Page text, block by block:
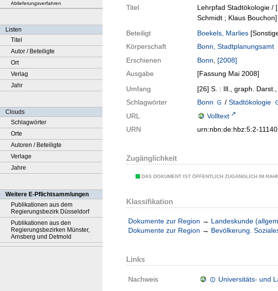
Ablieferungsverfahren
Listen
Titel
Autor / Beteiligte
Ort
Verlag
Jahr
Clouds
Schlagwörter
Orte
Autoren / Beteiligte
Verlage
Jahre
Weitere E-Pflichtsammlungen
Publikationen aus dem
Regierungsbezirk Düsseldorf
Publikationen aus den
Regierungsbezirken Münster,
Arnsberg und Detmold
Titel
Lehrpfad Stadtökologie /
Schmidt ; Klaus Bouchon]
Beteiligt
Boekels, Marlies
Körperschaft
Bonn, Stadtplanungsamt
Erschienen
Bonn, [2008]
Ausgabe
[Fassung Mai 2008]
Umfang
[26] S. : Ill., graph. Darst.,
Schlagwörter
Bonn / Stadtökologie
URL
Volltext
URN
urn:nbn:de:hbz:5:2-11140
Zugänglichkeit
DAS DOKUMENT IST ÖFFENTLICH ZUGÄNGLICH IM
Klassifikation
Dokumente zur Region → Landeskunde
Dokumente zur Region → Bevölkerung.
Links
Nachweis Universitäts- und